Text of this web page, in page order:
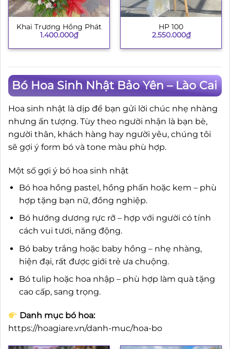
Khai Trương Hồng Phát
1.400.000₫
HP 100
2.550.000₫
Bó Hoa Sinh Nhật Bảo Yên – Lào Cai
Hoa sinh nhật là dịp để bạn gửi lời chúc nhẹ nhàng
nhưng ấn tượng. Tùy theo người nhận là bạn bè,
người thân, khách hàng hay người yêu, chúng tôi
sẽ gợi ý form bó và tone màu phù hợp.
Một số gợi ý bó hoa sinh nhật
Bó hoa hồng pastel, hồng phấn hoặc kem – phù
hợp tặng bạn nữ, đồng nghiệp.
Bó hướng dương rực rỡ – hợp với người có tính
cách vui tươi, năng động.
Bó baby trắng hoặc baby hồng – nhẹ nhàng,
hiện đại, rất được giới trẻ ưa chuộng.
Bó tulip hoặc hoa nhập – phù hợp làm quà tặng
cao cấp, sang trọng.
Danh mục bó hoa:
https://hoagiare.vn/danh-muc/hoa-bo